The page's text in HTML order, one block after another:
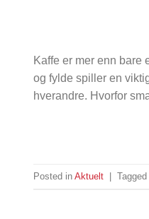
Kaffe er mer enn bare
og fylde spiller en
hverandre. Hvorfor
Posted in Aktuelt | Tagged